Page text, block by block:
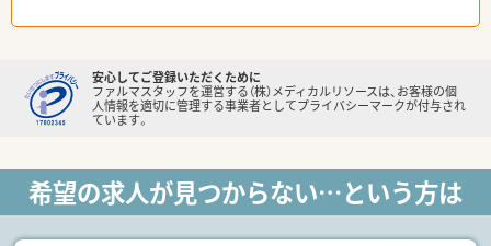
安心してご登録いただくために
ファルマスタッフを運営する（株）メディカルリソースは、お客様の個
人情報を適切に管理する事業者としてプライバシーマークが付与され
ています。
希望の求人が見つからない…という方は